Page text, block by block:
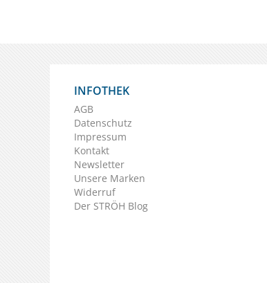
INFOTHEK
AGB
Datenschutz
Impressum
Kontakt
Newsletter
Unsere Marken
Widerruf
Der STRÖH Blog